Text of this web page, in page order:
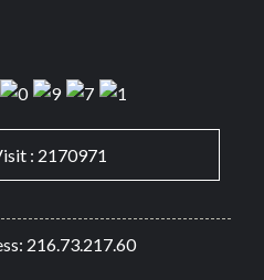
: 2170971
216.73.217.60